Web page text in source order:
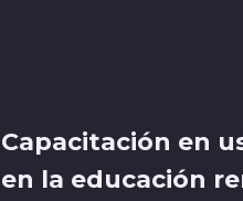
Capacitación en
en la educación